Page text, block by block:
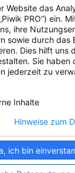
Website das
PRO“) ein.
ihre
sowie durch das
Dies hilft uns
Sie haben
jederzeit zu
Inhalte
ich bin
Hinweise zum